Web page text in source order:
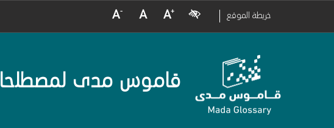
خريطة الموقع
Visual Impairment
Increase Font Size
Normal Font Size
Decrease Font Size
قاموس مدى لمصطلحات